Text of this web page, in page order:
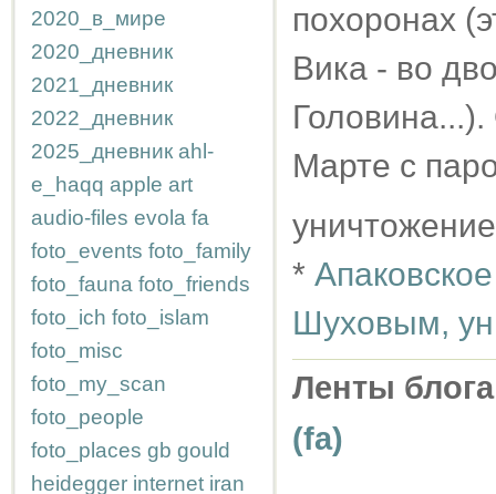
2020_в_мире
2020_дневник
2021_дневник
2022_дневник
2025_дневник ahl-
e_haqq apple art
audio-files evola fa
foto_events foto_family
foto_fauna foto_friends
foto_ich foto_islam
foto_misc
foto_my_scan
foto_people
foto_places gb gould
heidegger internet iran
похоронах
Вика - во
Марте с
*
Шуховым,
Ленты
(fa)